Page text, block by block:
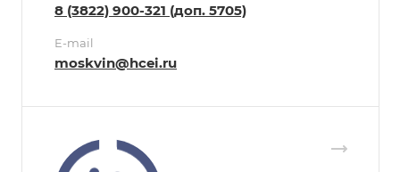
8 (3822) 900-321 (доп. 5705)
E-mail
moskvin@hcei.ru